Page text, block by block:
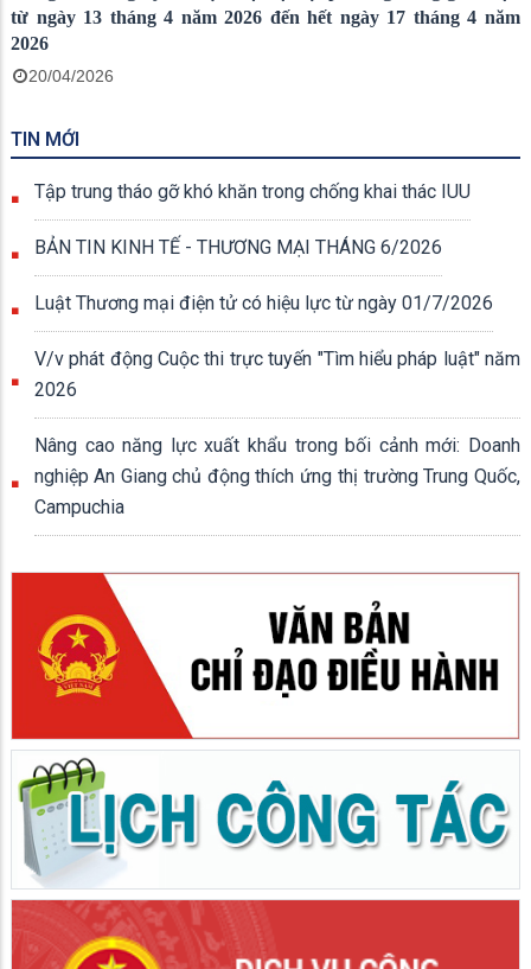
từ ngày 13 tháng 4 năm 2026 đến hết ngày 17 tháng 4 năm
2026
20/04/2026
TIN MỚI
Tập trung tháo gỡ khó khăn trong chống khai thác IUU
BẢN TIN KINH TẾ - THƯƠNG MẠI THÁNG 6/2026
Luật Thương mại điện tử có hiệu lực từ ngày 01/7/2026
V/v phát động Cuộc thi trực tuyến "Tìm hiểu pháp luật" năm
2026
Nâng cao năng lực xuất khẩu trong bối cảnh mới: Doanh
nghiệp An Giang chủ động thích ứng thị trường Trung Quốc,
Campuchia